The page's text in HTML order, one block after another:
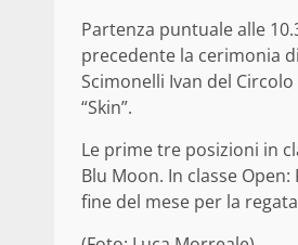
Partenza puntuale alle
precedente la cerimonia
Scimonelli Ivan del
“Skin”.
Le prime tre posizioni in
Blu Moon. In classe
fine del mese per la